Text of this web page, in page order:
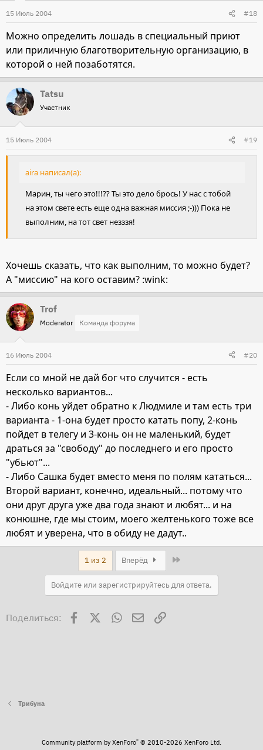
15 Июль 2004 #18
Можно определить лошадь в специальный приют
или приличную благотворительную организацию, в
которой о ней позаботятся.
Tatsu
Участник
15 Июль 2004 #19
aira написал(а):
Марин, ты чего это!!!?? Ты это дело брось! У нас с тобой
на этом свете есть еще одна важная миссия ;-))) Пока не
выполним, на тот свет незззя!
Хочешь сказать, что как выполним, то можно будет?
А "миссию" на кого оставим? :wink:
Trof
Moderator Команда форума
16 Июль 2004 #20
Если со мной не дай бог что случится - есть
несколько вариантов...
- Либо конь уйдет обратно к Людмиле и там есть три
варианта - 1-она будет просто катать попу, 2-конь
пойдет в телегу и 3-конь он не маленький, будет
драться за "свободу" до последнего и его просто
"убьют"...
- Либо Сашка будет вместо меня по полям кататься...
Второй вариант, конечно, идеальный... потому что
они друг друга уже два года знают и любят... и на
конюшне, где мы стоим, моего желтенького тоже все
любят и уверена, что в обиду не дадут..
1 из 2 Вперёд
Войдите или зарегистрируйтесь для ответа.
Поделиться: Facebook WhatsAppЭлектронная почта
Ссылка
Трибуна
Community platform by XenForo® © 2010-2026 XenForo Ltd.